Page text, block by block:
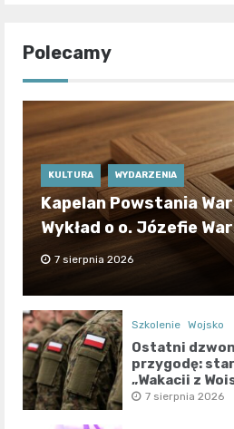
Polecamy
KULTURA WYDARZENIA
Kapelan Powstania
Wykład o o. Józefie
7 sierpnia 2026
Szkolenie Wojsko
Ostatni
przygodę:
„Wakacji z
7 sierpnia 2026